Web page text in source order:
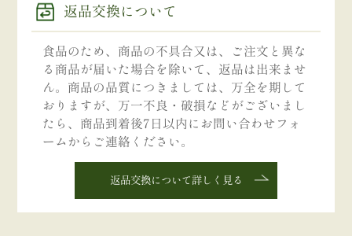
返品交換について
食品のため、商品の不具合又は、ご注文と異な
る商品が届いた場合を除いて、返品は出来ませ
ん。商品の品質につきましては、万全を期して
おりますが、万一不良・破損などがございまし
たら、商品到着後7日以内にお問い合わせフォ
ームからご連絡ください。
返品交換について詳しく見る